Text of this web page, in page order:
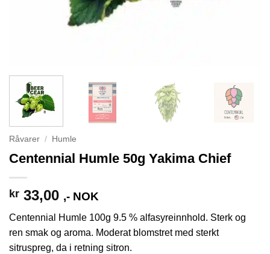
Råvarer / Humle
Centennial Humle 50g Yakima Chief
kr 33,00 ,- NOK
Centennial Humle 100g 9.5 % alfasyreinnhold. Sterk og
ren smak og aroma. Moderat blomstret med sterkt
sitruspreg, da i retning sitron.